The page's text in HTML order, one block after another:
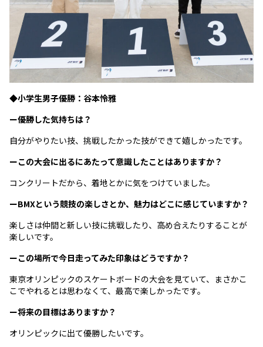
◆小学生男子優勝：谷本怜雅
ー優勝した気持ちは？
自分がやりたい技、挑戦したかった技ができて嬉しかったです。
ーこの大会に出るにあたって意識したことはありますか？
コンクリートだから、着地とかに気をつけていました。
ーBMXという競技の楽しさとか、魅力はどこに感じていますか？
楽しさは仲間と新しい技に挑戦したり、高め合えたりすることが
楽しいです。
ーこの場所で今日走ってみた印象はどうですか？
東京オリンピックのスケートボードの大会を見ていて、まさかこ
こでやれるとは思わなくて、最高で楽しかったです。
ー将来の目標はありますか？
オリンピックに出て優勝したいです。